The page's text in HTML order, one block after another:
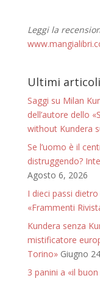
Leggi la
Ultimi articoli
Saggi su Milan
dell’autore dello
without Kundera
Se l’uomo è il
distruggendo?
Agosto 6, 2026
I dieci passi
«Frammenti
Kundera senza
mistificatore
Torino» Giugno
3 panini a «il